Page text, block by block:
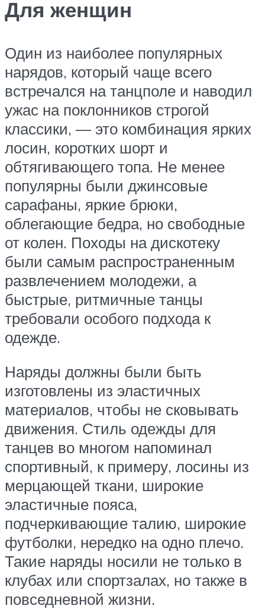
Для женщин
Один из наиболее популярных
нарядов, который чаще всего
встречался на танцполе и наводил
ужас на поклонников строгой
классики, — это комбинация ярких
лосин, коротких шорт и
обтягивающего топа. Не менее
популярны были джинсовые
сарафаны, яркие брюки,
облегающие бедра, но свободные
от колен. Походы на дискотеку
были самым распространенным
развлечением молодежи, а
быстрые, ритмичные танцы
требовали особого подхода к
одежде.
Наряды должны были быть
изготовлены из эластичных
материалов, чтобы не сковывать
движения. Стиль одежды для
танцев во многом напоминал
спортивный, к примеру, лосины из
мерцающей ткани, широкие
эластичные пояса,
подчеркивающие талию, широкие
футболки, нередко на одно плечо.
Такие наряды носили не только в
клубах или спортзалах, но также в
повседневной жизни.